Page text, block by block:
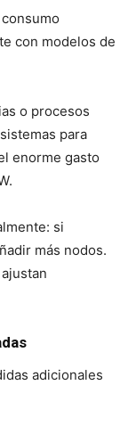
con modelos de
o procesos
para
enorme gasto
si
más nodos.
adicionales